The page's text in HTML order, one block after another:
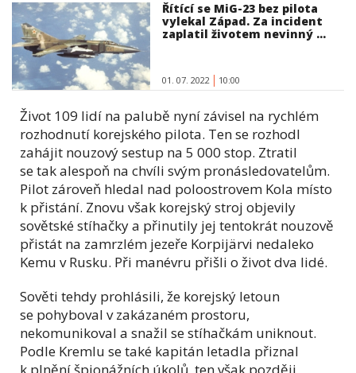
Řítící se MiG-23 bez pilota
vylekal Západ. Za incident
zaplatil životem nevinný ...
01. 07. 2022 10:00
Život 109 lidí na palubě nyní závisel na rychlém
rozhodnutí korejského pilota. Ten se rozhodl
zahájit nouzový sestup na 5 000 stop. Ztratil
se tak alespoň na chvíli svým pronásledovatelům.
Pilot zároveň hledal nad poloostrovem Kola místo
k přistání. Znovu však korejský stroj objevily
sovětské stíhačky a přinutily jej tentokrát nouzově
přistát na zamrzlém jezeře Korpijärvi nedaleko
Kemu v Rusku. Při manévru přišli o život dva lidé.
Sověti tehdy prohlásili, že korejský letoun
se pohyboval v zakázaném prostoru,
nekomunikoval a snažil se stíhačkám uniknout.
Podle Kremlu se také kapitán letadla přiznal
k plnění špionážních úkolů, ten však později